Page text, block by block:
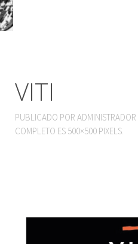
VITI
PUBLICADO POR ADMINISTRADOR
COMPLETO ES 500×500 PIXELS.